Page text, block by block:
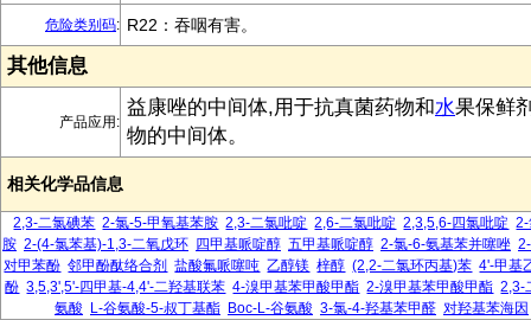
危险类别码: R22：吞咽有害。
其他信息
产品应用:
益康唑的中间体,用于抗真菌药物和水果保鲜
物的中间体。
相关化学品信息
2,3-二氯碘苯 2-氯-5-甲氧基苯胺 2,3-二氯吡啶 2,6-二氯吡啶 2,3,5,6-四氯吡啶
胺 2-(4-氯苯基)-1,3-二氧戊环 四甲基哌啶醇 五甲基哌啶醇 2-氯-6-氨基苯并噻唑
对甲苯酚 邻甲酚酞络合剂 盐酸氟哌噻吨 乙醇镁 梓醇 (2,2-二氯环丙基)苯 4'-甲基
酚 3,5,3',5'-四甲基-4,4'-二羟基联苯 4-溴甲基苯甲酸甲酯 2-溴甲基苯甲酸甲酯 2,3-
氨酸
L-谷氨酸-5-叔丁基酯 Boc-L-谷氨酸 3-氯-4-羟基苯甲醛 对羟基苯海因